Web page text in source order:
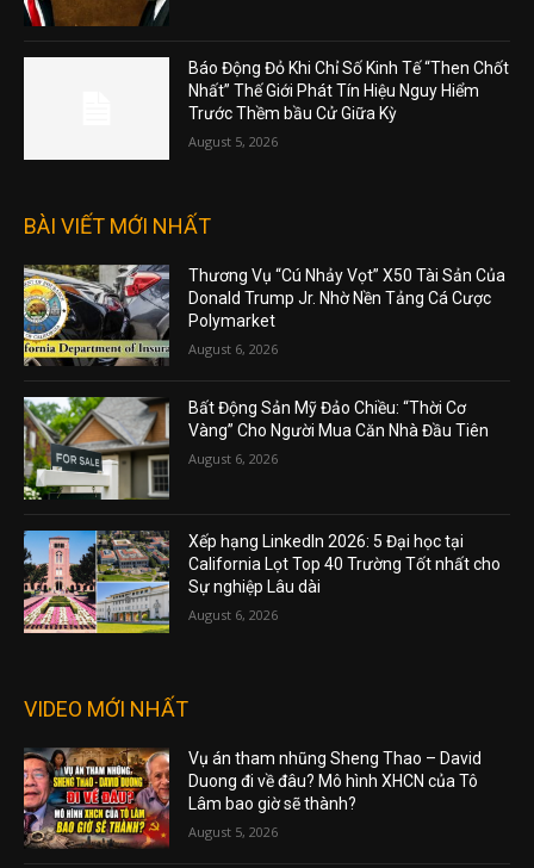
Báo Động Đỏ Khi Chỉ Số Kinh Tế “Then Chốt
Nhất” Thế Giới Phát Tín Hiệu Nguy Hiểm
Trước Thềm bầu Cử Giữa Kỳ
August 5, 2026
BÀI VIẾT MỚI NHẤT
Thương Vụ “Cú Nhảy Vọt” X50 Tài Sản Của
Donald Trump Jr. Nhờ Nền Tảng Cá Cược
Polymarket
August 6, 2026
Bất Động Sản Mỹ Đảo Chiều: “Thời Cơ
Vàng” Cho Người Mua Căn Nhà Đầu Tiên
August 6, 2026
Xếp hạng LinkedIn 2026: 5 Đại học tại
California Lọt Top 40 Trường Tốt nhất cho
Sự nghiệp Lâu dài
August 6, 2026
VIDEO MỚI NHẤT
Vụ án tham nhũng Sheng Thao – David
Duong đi về đâu? Mô hình XHCN của Tô
Lâm bao giờ sẽ thành?
August 5, 2026